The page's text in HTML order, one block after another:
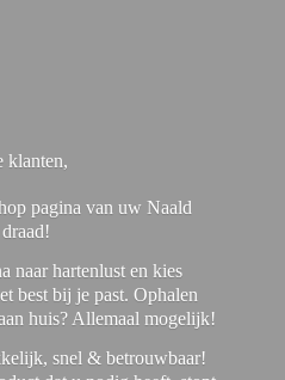
klanten,
pagina van uw Naald
naar hartenlust en kies
best bij je past. Ophalen
huis? Allemaal mogelijk!
snel & betrouwbaar!